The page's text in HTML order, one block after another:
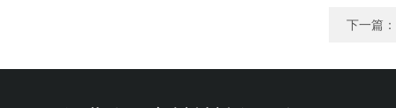
下一篇：